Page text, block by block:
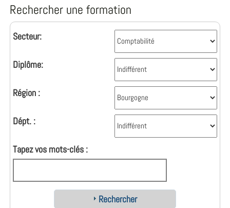
Rechercher une formation
Secteur:
Diplôme:
Région :
Dépt. :
Tapez vos mots-clés :
Rechercher